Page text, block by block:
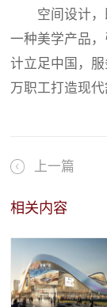
空间设计
一种美学产品
计立足中国，
万职工打造现代
上一篇
相关内容